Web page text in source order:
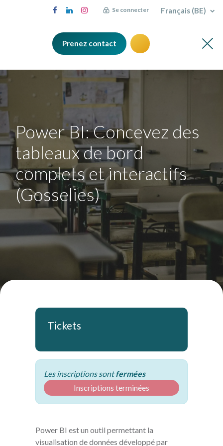
Se connecter Français (BE)
Prenez contact
Power BI: Concevez des
tableaux de bord
complets et interactifs
(Gosselies)
Tickets
Les inscriptions sontfermées
Inscriptions terminées
Power BI est un outil permettant la
visualisation de données développé par